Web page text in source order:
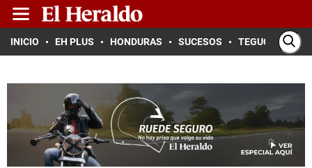
INICIO EH PLUS HONDURAS SUCESOS TEGUCIGALPA